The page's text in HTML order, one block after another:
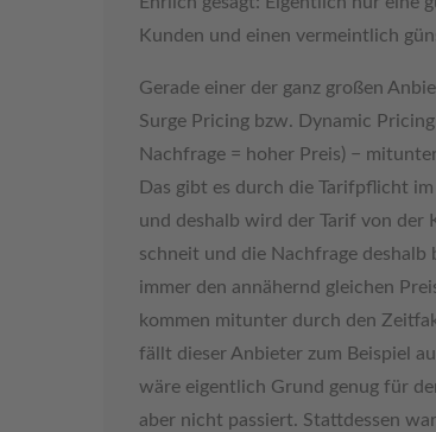
Kunden und einen vermeintlich
Gerade einer der ganz großen
Surge Pricing bzw. Dynamic
Nachfrage = hoher Preis) −
Das gibt es durch die Tarifpflicht
und deshalb wird der Tarif von der
schneit und die Nachfrage
immer den annähernd gleichen
kommen mitunter durch den
fällt dieser Anbieter zum Beispiel
wäre eigentlich Grund genug für
aber nicht passiert. Stattdessen